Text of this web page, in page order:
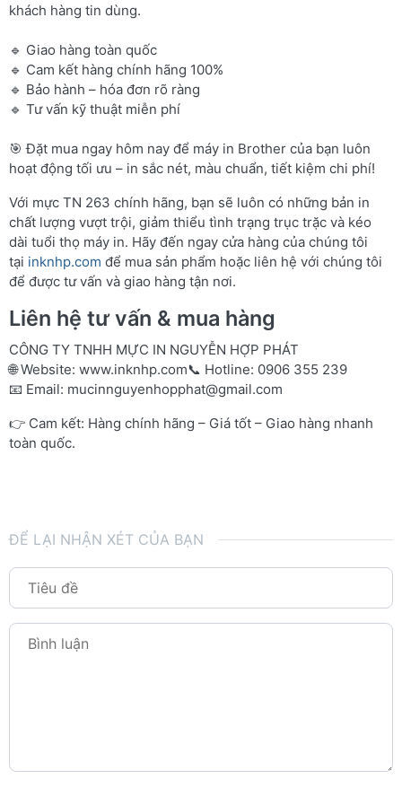
khách hàng tin dùng.
🔹 Giao hàng toàn quốc
🔹 Cam kết hàng chính hãng 100%
🔹 Bảo hành – hóa đơn rõ ràng
🔹 Tư vấn kỹ thuật miễn phí
🎯 Đặt mua ngay hôm nay để máy in Brother của bạn luôn
hoạt động tối ưu – in sắc nét, màu chuẩn, tiết kiệm chi phí!
Với mực TN 263 chính hãng, bạn sẽ luôn có những bản in
chất lượng vượt trội, giảm thiểu tình trạng trục trặc và kéo
dài tuổi thọ máy in. Hãy đến ngay cửa hàng của chúng tôi
tại inknhp.com để mua sản phẩm hoặc liên hệ với chúng tôi
để được tư vấn và giao hàng tận nơi.
Liên hệ tư vấn & mua hàng
CÔNG TY TNHH MỰC IN NGUYỄN HỢP PHÁT
🌐 Website: www.inknhp.com📞 Hotline: 0906 355 239
📧 Email: mucinnguyenhopphat@gmail.com
👉 Cam kết: Hàng chính hãng – Giá tốt – Giao hàng nhanh
toàn quốc.
ĐỂ LẠI NHẬN XÉT CỦA BẠN